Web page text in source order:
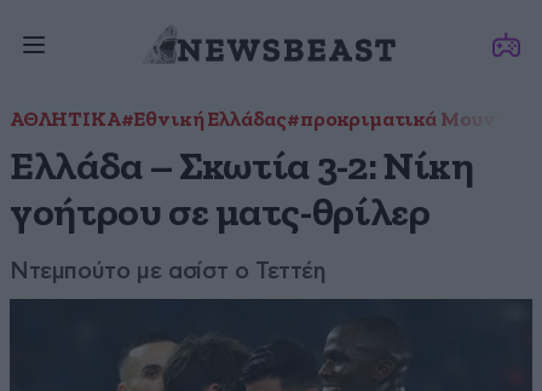
ΑΘΛΗΤΙΚΑ#Εθνική Ελλάδας#προκριματικά Μουντιάλ
Ελλάδα – Σκωτία 3-2: Νίκη
γοήτρου σε ματς-θρίλερ
Ντεμπούτο με ασίστ ο Τεττέη